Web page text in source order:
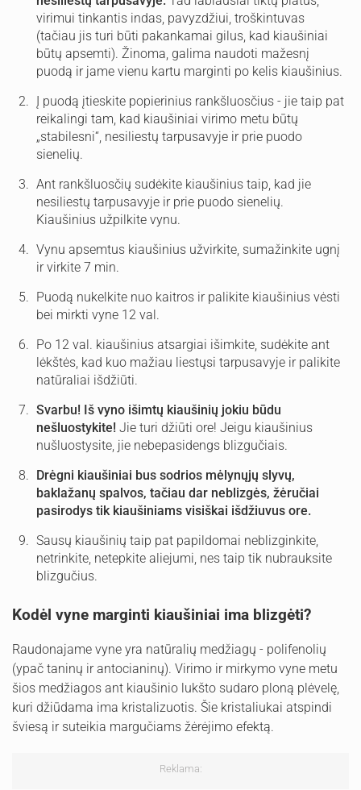
virimui tinkantis indas, pavyzdžiui, troškintuvas
(tačiau jis turi būti pakankamai gilus, kad kiaušiniai
būtų apsemti). Žinoma, galima naudoti mažesnį
puodą ir jame vienu kartu marginti po kelis kiaušinius.
Į puodą įtieskite popierinius rankšluosčius - jie taip pat
reikalingi tam, kad kiaušiniai virimo metu būtų
„stabilesni“, nesiliestų tarpusavyje ir prie puodo
sienelių.
Ant rankšluosčių sudėkite kiaušinius taip, kad jie
nesiliestų tarpusavyje ir prie puodo sienelių.
Kiaušinius užpilkite vynu.
Vynu apsemtus kiaušinius užvirkite, sumažinkite ugnį
ir virkite 7 min.
Puodą nukelkite nuo kaitros ir palikite kiaušinius vėsti
bei mirkti vyne 12 val.
Po 12 val. kiaušinius atsargiai išimkite, sudėkite ant
lėkštės, kad kuo mažiau liestųsi tarpusavyje ir palikite
natūraliai išdžiūti.
Svarbu! Iš vyno išimtų kiaušinių jokiu būdu
nešluostykite! Jie turi džiūti ore! Jeigu kiaušinius
nušluostysite, jie nebepasidengs blizgučiais.
Drėgni kiaušiniai bus sodrios mėlynųjų slyvų,
baklažanų spalvos, tačiau dar neblizgės, žėručiai
pasirodys tik kiaušiniams visiškai išdžiuvus ore.
Sausų kiaušinių taip pat papildomai neblizginkite,
netrinkite, netepkite aliejumi, nes taip tik nubrauksite
blizgučius.
Kodėl vyne marginti kiaušiniai ima blizgėti?
Raudonajame vyne yra natūralių medžiagų - polifenolių
(ypač taninų ir antocianinų). Virimo ir mirkymo vyne metu
šios medžiagos ant kiaušinio lukšto sudaro ploną plėvelę,
kuri džiūdama ima kristalizuotis. Šie kristaliukai atspindi
šviesą ir suteikia margučiams žėrėjimo efektą.
Reklama: